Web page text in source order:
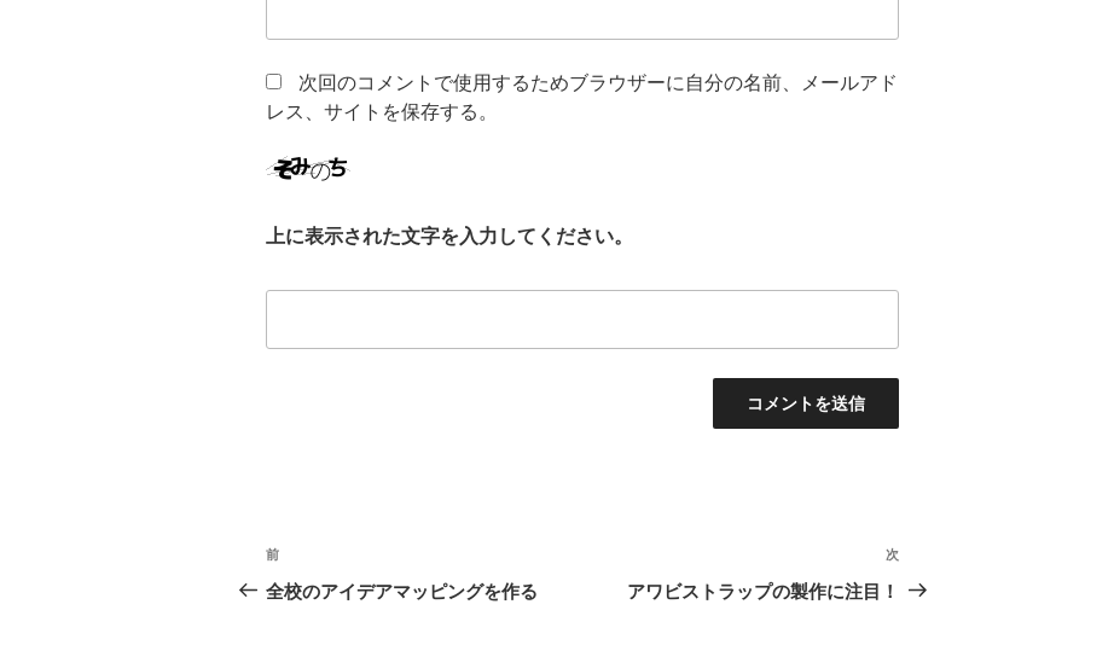
次回のコメントで使用するためブラウザーに自分の名前、メールアド
レス、サイトを保存する。
上に表示された文字を入力してください。
投
稿
前
の
前
全校のアイデアマッピングを作る
次
の
次
アワビストラップの製作に注目！